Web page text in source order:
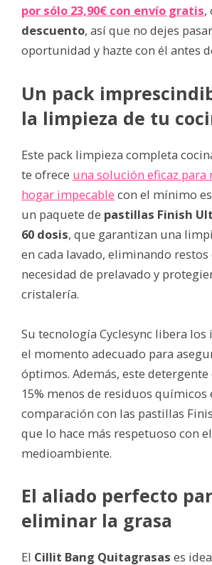
por sólo 23,90€ con envío gratis,
descuento, así que no dejes
oportunidad y hazte con él antes
Un pack
la limpieza de tu
Este pack limpieza completa
te ofrece una solución eficaz para
hogar impecable con el mínimo
un paquete de pastillas Finish
60 dosis, que garantizan una
en cada lavado, eliminando
necesidad de prelavado y
cristalería.
Su tecnología Cyclesync libera
el momento adecuado para
óptimos. Además, este
15% menos de residuos químicos
comparación con las pastillas
que lo hace más respetuoso con el
medioambiente.
El aliado perfecto
eliminar la grasa
El Cillit Bang Quitagrasas es